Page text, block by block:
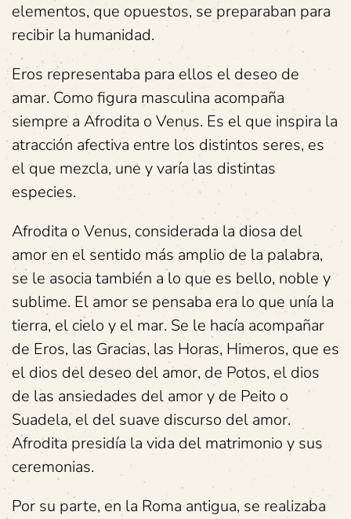
elementos, que opuestos, se preparaban para
recibir la humanidad.
Eros representaba para ellos el deseo de
amar. Como figura masculina acompaña
siempre a Afrodita o Venus. Es el que inspira la
atracción afectiva entre los distintos seres, es
el que mezcla, une y varía las distintas
especies.
Afrodita o Venus, considerada la diosa del
amor en el sentido más amplio de la palabra,
se le asocia también a lo que es bello, noble y
sublime. El amor se pensaba era lo que unía la
tierra, el cielo y el mar. Se le hacía acompañar
de Eros, las Gracias, las Horas, Himeros, que es
el dios del deseo del amor, de Potos, el dios
de las ansiedades del amor y de Peito o
Suadela, el del suave discurso del amor.
Afrodita presidía la vida del matrimonio y sus
ceremonias.
Por su parte, en la Roma antigua, se realizaba